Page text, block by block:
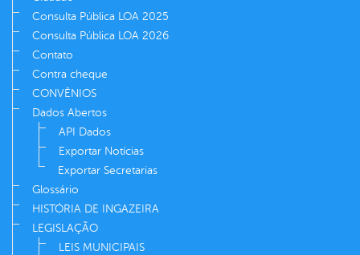
Consulta Pública LOA 2025
Consulta Pública LOA 2026
Contato
Contra cheque
CONVÊNIOS
Dados Abertos
API Dados
Exportar Notícias
Exportar Secretarias
Glossário
HISTÓRIA DE INGAZEIRA
LEGISLAÇÃO
LEIS MUNICIPAIS